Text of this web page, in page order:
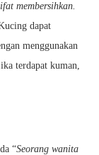
membersihkan.
dapat
menggunakan
terdapat kuman,
“Seorang wanita